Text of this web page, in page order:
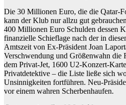
Die 30 Millionen Euro, die die Qatar-
kann der Klub nur allzu gut
400 Millionen Euro Schulden dessen
finanzielle Schieflage nach der in
Amtszeit von Ex-Präsident Joan
Verschwendung und Größenwahn die
dem Privat-Jet, 1600 U2-Konzert-
Privatdetektive – die Liste ließe sich
Unsinnigkeiten fortführen. Neu-
vor einem wahren Scherbenhaufen.